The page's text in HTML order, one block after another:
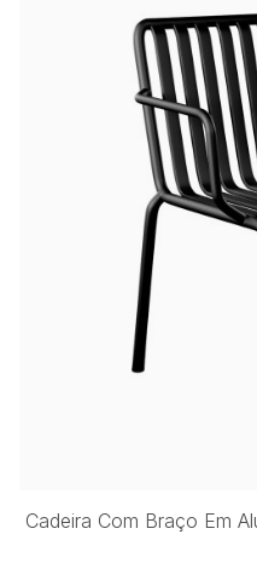
Cadeira Com Braço Em